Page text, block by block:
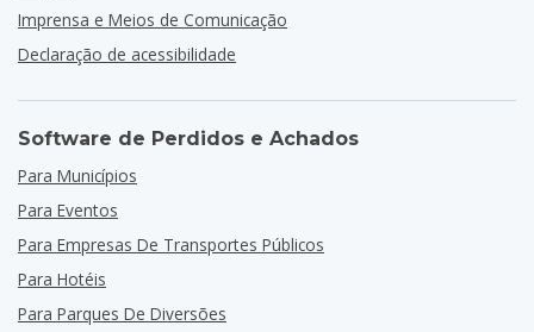
Imprensa e Meios de Comunicação
Declaração de acessibilidade
Software de Perdidos e Achados
Para Municípios
Para Eventos
Para Empresas De Transportes Públicos
Para Hotéis
Para Parques De Diversões